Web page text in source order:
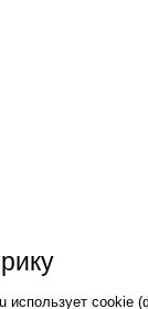
использует